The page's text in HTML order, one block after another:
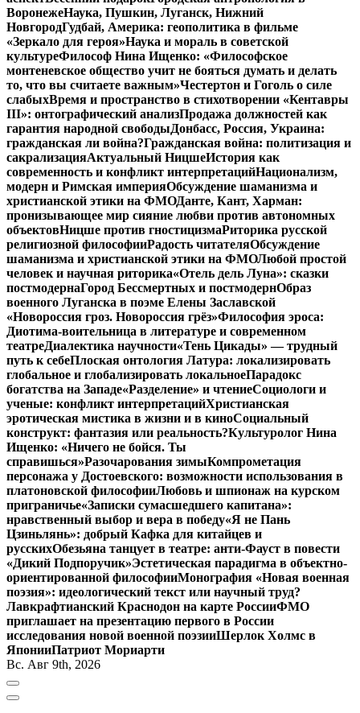
ВоронежеНаука, Пушкин, Луганск, Нижний
НовгородГудбай, Америка: геополитика в фильме
«Зеркало для героя»Наука и мораль в советской
культуреФилософ Нина Ищенко: «Философское
монтеневское общество учит не бояться думать и делать
то, что вы считаете важным»Честертон и Гоголь о силе
слабыхВремя и пространство в стихотворении «Кентавры
III»: онтографический анализПродажа должностей как
гарантия народной свободыДонбасс, Россия, Украина:
гражданская ли война?Гражданская война: политизация и
сакрализацияАктуальный НицшеИстория как
современность и конфликт интерпретацийНационализм,
модерн и Римская империяОбсуждение шаманизма и
христианской этики на ФМОДанте, Кант, Харман:
пронизывающее мир сияние любви против автономных
объектовНицше против гностицизмаРиторика русской
религиозной философииРадость читателяОбсуждение
шаманизма и христианской этики на ФМОЛюбой простой
человек и научная риторика«Отель дель Луна»: сказки
постмодернаГород Бессмертных и постмодернОбраз
военного Луганска в поэме Елены Заславской
«Новороссия гроз. Новороссия грёз»Философия эроса:
Диотима-воительница в литературе и современном
театреДиалектика научности«Тень Цикады» — трудный
путь к себеПлоская онтология Латура: локализировать
глобальное и глобализировать локальноеПарадокс
богатства на Западе«Разделение» и чтениеСоциологи и
ученые: конфликт интерпретацийХристианская
эротическая мистика в жизни и в киноСоциальный
конструкт: фантазия или реальность?Культуролог Нина
Ищенко: «Ничего не бойся. Ты
справишься»Разочарования зимыКомпрометация
персонажа у Достоевского: возможности использования в
платоновской философииЛюбовь и шпионаж на курском
приграничье«Записки сумасшедшего капитана»:
нравственный выбор и вера в победу«Я не Пань
Цзиньлянь»: добрый Кафка для китайцев и
русскихОбезьяна танцует в театре: анти-Фауст в повести
«Дикий Подпоручик»Эстетическая парадигма в объектно-
ориентированной философииМонография «Новая военная
поэзия»: идеологический текст или научный труд?
Лавкрафтианский Краснодон на карте РоссииФМО
приглашает на презентацию первого в России
исследования новой военной поэзииШерлок Холмс в
ЯпонииПатриот Мориарти
Вс. Авг 9th, 2026